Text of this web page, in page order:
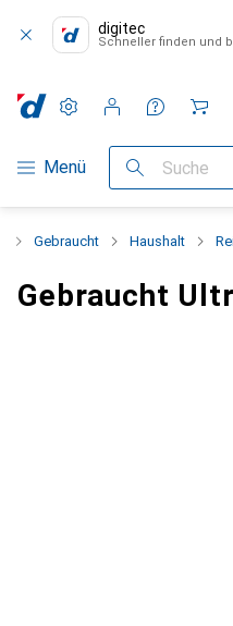
digitec
Schneller finden und
Navigation nach Kategorien
Menü Suche
Einstellungen
Kundenkonto
Vergleichslisten
Merklisten
Warenkorb
Gebraucht Haushalt
Gebraucht